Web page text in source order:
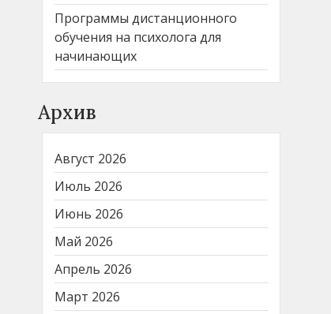
Программы дистанционного
обучения на психолога для
начинающих
Архив
Август 2026
Июль 2026
Июнь 2026
Май 2026
Апрель 2026
Март 2026